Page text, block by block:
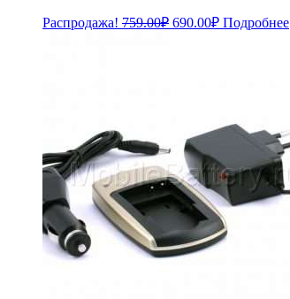
Распродажа! 759.00₽ Первоначальная
690.00₽Текущая
цена:
Подробнее